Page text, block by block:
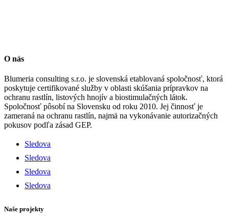
O nás
Blumeria consulting s.r.o. je slovenská etablovaná spoločnosť, ktorá
poskytuje certifikované služby v oblasti skúšania prípravkov na
ochranu rastlín, listových hnojív a biostimulačných látok.
Spoločnosť pôsobí na Slovensku od roku 2010. Jej činnosť je
zameraná na ochranu rastlín, najmä na vykonávanie autorizačných
pokusov podľa zásad GEP.
Sledova
Sledova
Sledova
Sledova
Naše projekty